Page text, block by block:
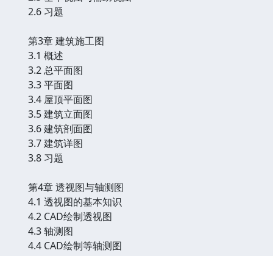
2.6 习题
第3章 建筑施工图
3.1 概述
3.2 总平面图
3.3 平面图
3.4 屋顶平面图
3.5 建筑立面图
3.6 建筑剖面图
3.7 建筑详图
3.8 习题
第4章 透视图与轴测图
4.1 透视图的基本知识
4.2 CAD绘制透视图
4.3 轴测图
4.4 CAD绘制等轴测图